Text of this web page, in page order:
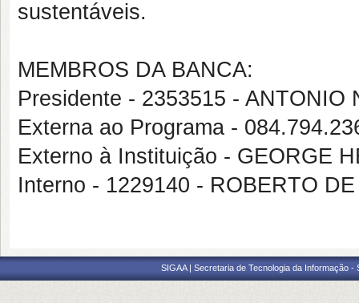
sustentáveis.
MEMBROS DA BANCA:
Presidente - 2353515 - ANTONIO
Externa ao Programa -
Externo à Instituição - GEORGE
Interno - 1229140 - ROBERTO
SIGAA | Secretaria de Tecnologia da Informação